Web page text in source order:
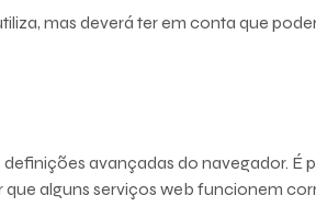
mas deverá ter em conta que
avançadas do navegador. É
que alguns serviços web funcionem